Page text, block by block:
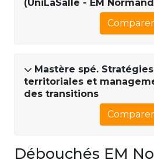
(UniLaSalle - EM
Comparer
Mastère spé. Stratégies
territoriales et
des transitions
Comparer
Débouchés EM